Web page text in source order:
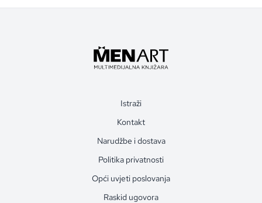
Istraži
Kontakt
Narudžbe i dostava
Politika privatnosti
Opći uvjeti poslovanja
Raskid ugovora